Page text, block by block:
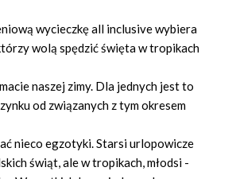
wycieczkę all inclusive wybiera
wolą spędzić święta w tropikach
naszej zimy. Dla jednych jest to
od związanych z tym okresem
nieco egzotyki. Starsi urlopowicze
świąt, ale w tropikach, młodsi -